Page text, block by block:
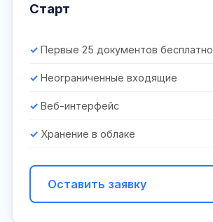
Старт
Первые 25 документов бесплатно
Неограниченные входящие
Веб-интерфейс
Хранение в облаке
Оставить заявку